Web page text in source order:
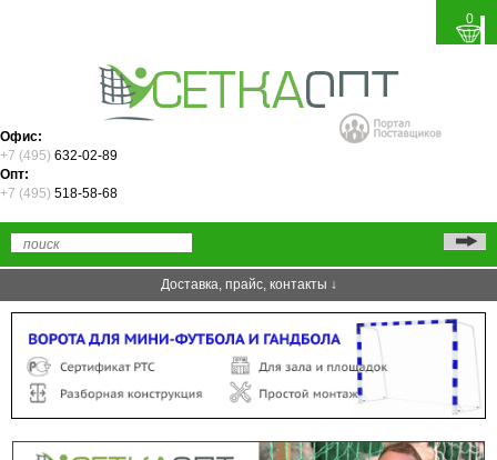
0
Офис:
+7 (495) 632-02-89
Опт:
+7 (495) 518-58-68
Доставка, прайс, контакты ↓